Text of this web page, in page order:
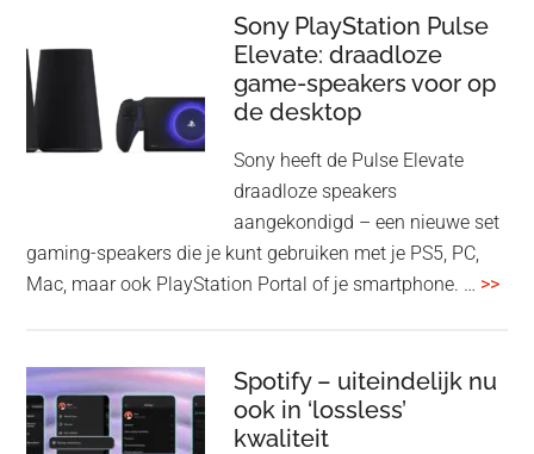
Sony PlayStation Pulse
Elevate: draadloze
game-speakers voor op
de desktop
Sony heeft de Pulse Elevate
draadloze speakers
aangekondigd – een nieuwe set
gaming-speakers die je kunt gebruiken met je PS5, PC,
Mac, maar ook PlayStation Portal of je smartphone. … >>
Spotify – uiteindelijk nu
ook in ‘lossless’
kwaliteit